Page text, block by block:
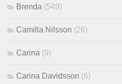
Brenda (549)
Camilla Nilsson (26)
Carina (9)
Carina Davidsson (6)